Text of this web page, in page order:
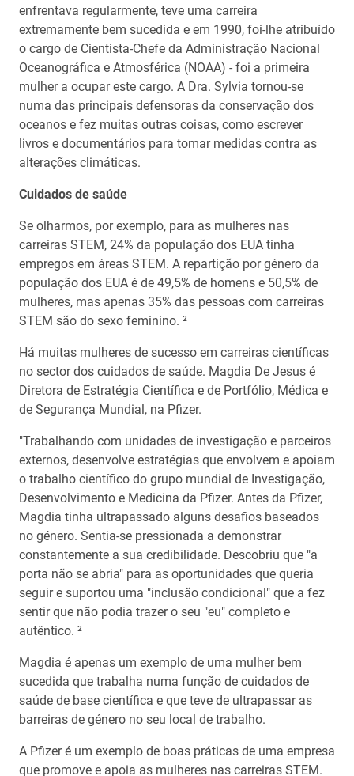
enfrentava regularmente, teve uma carreira
extremamente bem sucedida e em 1990, foi-lhe atribuído
o cargo de Cientista-Chefe da Administração Nacional
Oceanográfica e Atmosférica (NOAA) - foi a primeira
mulher a ocupar este cargo. A Dra. Sylvia tornou-se
numa das principais defensoras da conservação dos
oceanos e fez muitas outras coisas, como escrever
livros e documentários para tomar medidas contra as
alterações climáticas.
Cuidados de saúde
Se olharmos, por exemplo, para as mulheres nas
carreiras STEM, 24% da população dos EUA tinha
empregos em áreas STEM. A repartição por género da
população dos EUA é de 49,5% de homens e 50,5% de
mulheres, mas apenas 35% das pessoas com carreiras
STEM são do sexo feminino. ²
Há muitas mulheres de sucesso em carreiras científicas
no sector dos cuidados de saúde. Magdia De Jesus é
Diretora de Estratégia Científica e de Portfólio, Médica e
de Segurança Mundial, na Pfizer.
"Trabalhando com unidades de investigação e parceiros
externos, desenvolve estratégias que envolvem e apoiam
o trabalho científico do grupo mundial de Investigação,
Desenvolvimento e Medicina da Pfizer. Antes da Pfizer,
Magdia tinha ultrapassado alguns desafios baseados
no género. Sentia-se pressionada a demonstrar
constantemente a sua credibilidade. Descobriu que "a
porta não se abria" para as oportunidades que queria
seguir e suportou uma "inclusão condicional" que a fez
sentir que não podia trazer o seu "eu" completo e
autêntico. ²
Magdia é apenas um exemplo de uma mulher bem
sucedida que trabalha numa função de cuidados de
saúde de base científica e que teve de ultrapassar as
barreiras de género no seu local de trabalho.
A Pfizer é um exemplo de boas práticas de uma empresa
que promove e apoia as mulheres nas carreiras STEM.